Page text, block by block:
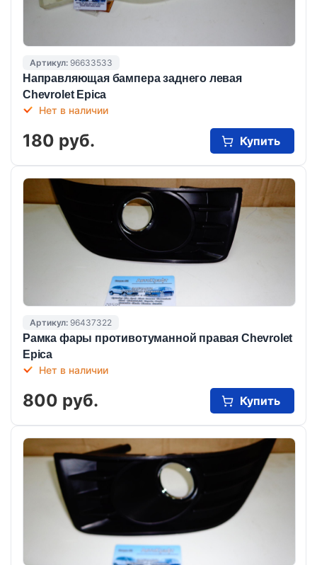
Артикул: 96633533
Направляющая бампера заднего левая
Chevrolet Epica
Нет в наличии
180 руб. Купить
Артикул: 96437322
Рамка фары противотуманной правая Chevrolet
Epica
Нет в наличии
800 руб. Купить